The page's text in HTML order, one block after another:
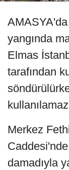
AMASYA'da
yangında
Elmas
tarafından
Merkez
damadıyla